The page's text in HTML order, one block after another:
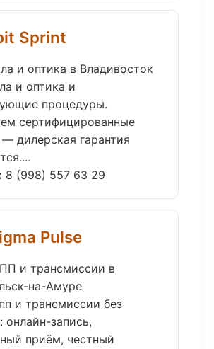
Sprint
и оптика в Владивосток
и оптика и
процедуры.
сертифицированные
— дилерская гарантия
8 (998) 557 63 29
Pulse
и трансмиссии в
на-Амуре
и трансмиссии без
онлайн-запись,
приём, честный